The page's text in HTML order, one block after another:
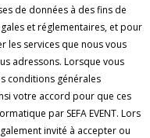
de données à des fins de
et réglementaires, et pour
les services que nous vous
adressons. Lorsque vous
conditions générales
votre accord pour que ces
par SEFA EVENT. Lors
invité à accepter ou